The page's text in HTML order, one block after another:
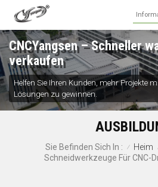
CNCYangsen – Schneller
verkaufen
Helfen Sie Ihren Kunden, mehr Projekte
Lösungen zu gewinnen.
Sie Befinden Sich In : / Heim